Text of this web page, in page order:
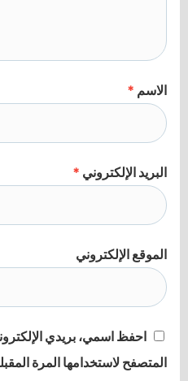
الاسم *
البريد الإلكتروني *
الموقع الإلكتروني
احفظ اسمي، بريدي
المتصفح لاستخدامها المرة